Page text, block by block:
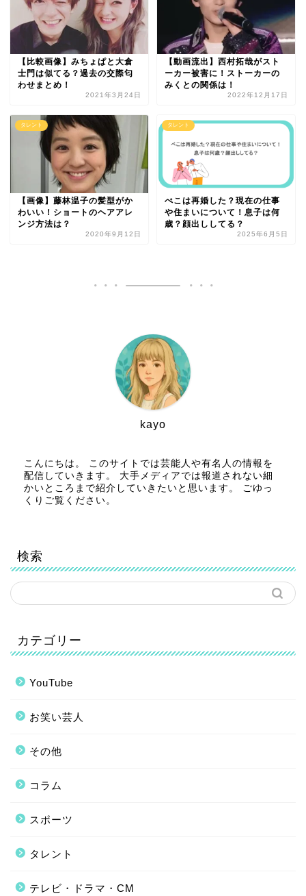
【比較画像】みちょぱと大倉
士門は似てる？過去の交際匂
わせまとめ！
2021年3月24日
【動画流出】西村拓哉がスト
ーカー被害に！ストーカーの
みくとの関係は！
2022年12月17日
タレント
【画像】藤林温子の髪型がか
わいい！ショートのヘアアレ
ンジ方法は？
2020年9月12日
タレント
ぺこは再婚した？現在の仕事
や住まいについて！息子は何
歳？顔出ししてる？
2025年6月5日
kayo
こんにちは。 このサイトでは芸能人や有名人の情報を
配信していきます。 大手メディアでは報道されない細
かいところまで紹介していきたいと思います。 ごゆっ
くりご覧ください。
検索
カテゴリー
YouTube
お笑い芸人
その他
コラム
スポーツ
タレント
テレビ・ドラマ・CM